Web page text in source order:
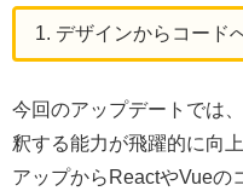
1. デザインからコード
今回のアップデートでは
釈する能力が飛躍的に向
アップからReactやVueの